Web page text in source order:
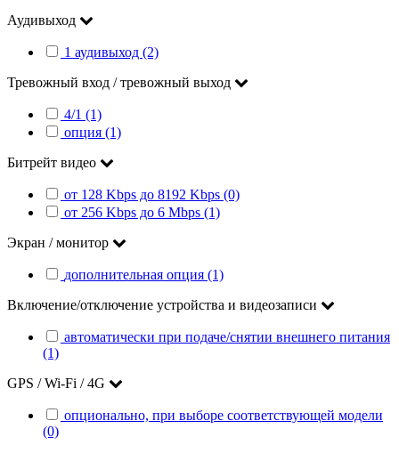
Аудивыход
1 аудивыход (2)
Тревожный вход / тревожный выход
4/1 (1)
опция (1)
Битрейт видео
от 128 Kbps до 8192 Kbps (0)
от 256 Kbps до 6 Mbps (1)
Экран / монитор
дополнительная опция (1)
Включение/отключение устройства и видеозаписи
автоматически при подаче/снятии внешнего питания
(1)
GPS / Wi-Fi / 4G
опционально, при выборе соответствующей модели
(0)